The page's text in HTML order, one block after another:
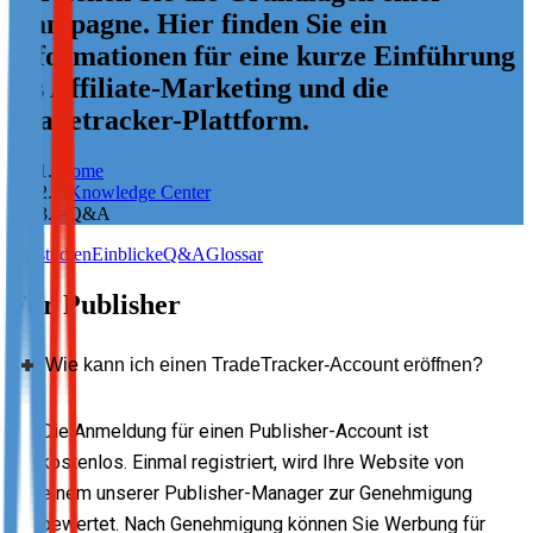
Not already our Publisher?
Sign up here
Kampagne. Hier finden Sie ein
Informationen für eine kurze Einführung
ins Affiliate-Marketing und die
Tradetracker-Plattform.
Home
Knowledge Center
> Q&A
FallstudienEinblickeQ&AGlossar
Für Publisher
Wie kann ich einen TradeTracker-Account eröffnen?
Die Anmeldung für einen Publisher-Account ist
kostenlos. Einmal registriert, wird Ihre Website von
einem unserer Publisher-Manager zur Genehmigung
bewertet. Nach Genehmigung können Sie Werbung für